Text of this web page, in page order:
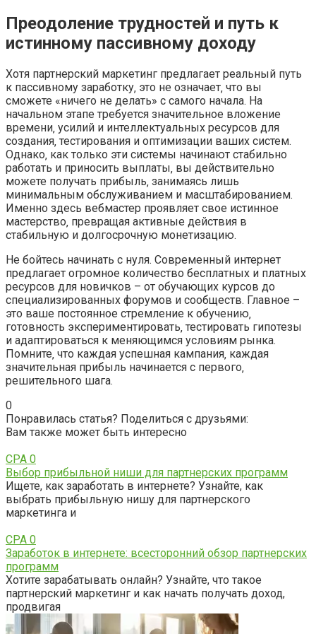
Преодоление трудностей и путь к
истинному пассивному доходу
Хотя партнерский маркетинг предлагает реальный путь
к пассивному заработку‚ это не означает‚ что вы
сможете «ничего не делать» с самого начала. На
начальном этапе требуется значительное вложение
времени‚ усилий и интеллектуальных ресурсов для
создания‚ тестирования и оптимизации ваших систем.
Однако‚ как только эти системы начинают стабильно
работать и приносить выплаты‚ вы действительно
можете получать прибыль‚ занимаясь лишь
минимальным обслуживанием и масштабированием.
Именно здесь вебмастер проявляет свое истинное
мастерство‚ превращая активные действия в
стабильную и долгосрочную монетизацию.
Не бойтесь начинать с нуля. Современный интернет
предлагает огромное количество бесплатных и платных
ресурсов для новичков – от обучающих курсов до
специализированных форумов и сообществ. Главное –
это ваше постоянное стремление к обучению‚
готовность экспериментировать‚ тестировать гипотезы
и адаптироваться к меняющимся условиям рынка.
Помните‚ что каждая успешная кампания‚ каждая
значительная прибыль начинается с первого‚
решительного шага.
0
Понравилась статья? Поделиться с друзьями:
Вам также может быть интересно
CPA 0
Выбор прибыльной ниши для партнерских программ
Ищете, как заработать в интернете? Узнайте, как
выбрать прибыльную нишу для партнерского
маркетинга и
CPA 0
Заработок в интернете: всесторонний обзор партнерских
программ
Хотите зарабатывать онлайн? Узнайте, что такое
партнерский маркетинг и как начать получать доход,
продвигая